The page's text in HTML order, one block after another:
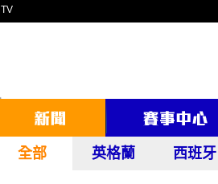
全部 英格蘭 西班牙